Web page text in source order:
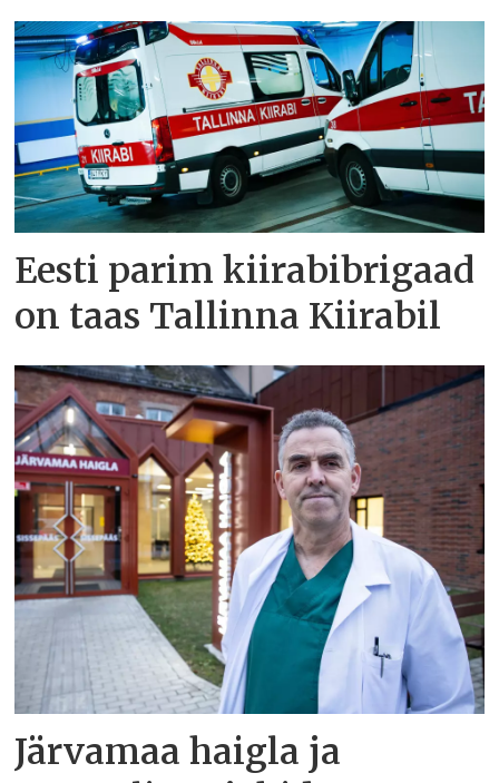
Eesti parim kiirabibrigaad
on taas Tallinna Kiirabil
Järvamaa haigla ja